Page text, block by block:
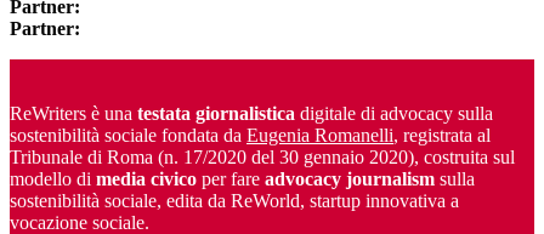
Partner:
Partner:
ReWriters è una testata giornalistica digitale di advocacy sulla
sostenibilità sociale fondata da Eugenia Romanelli, registrata al
Tribunale di Roma (n. 17/2020 del 30 gennaio 2020), costruita sul
modello di media civico per fare advocacy journalism sulla
sostenibilità sociale, edita da ReWorld, startup innovativa a
vocazione sociale.